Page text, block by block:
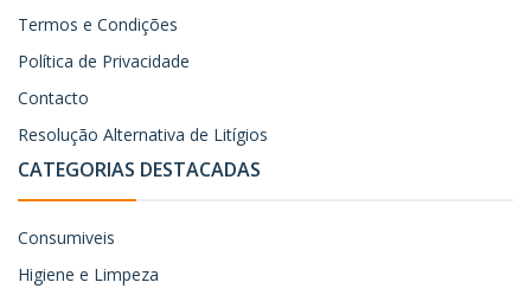
Termos e Condições
Política de Privacidade
Contacto
Resolução Alternativa de Litígios
CATEGORIAS DESTACADAS
Consumiveis
Higiene e Limpeza